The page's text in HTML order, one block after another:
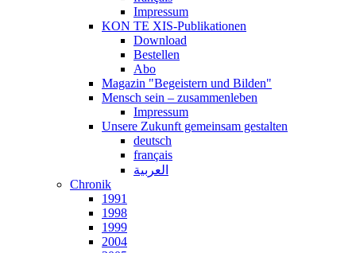
Impressum
KON TE XIS-Publikationen
Download
Bestellen
Abo
Magazin "Begeistern und Bilden"
Mensch sein – zusammenleben
Impressum
Unsere Zukunft gemeinsam gestalten
deutsch
français
العربية
Chronik
1991
1998
1999
2004